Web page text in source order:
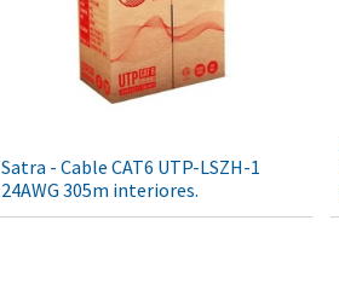
Satra - Cable CAT6 UTP-LSZH-1
24AWG 305m interiores.